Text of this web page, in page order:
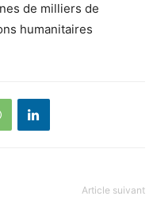
de milliers de
humanitaires
Article suivant